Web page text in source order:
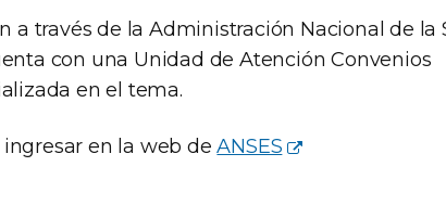
a través de la Administración Nacional de la
con una Unidad de Atención Convenios
en el tema.
en la web deANSES